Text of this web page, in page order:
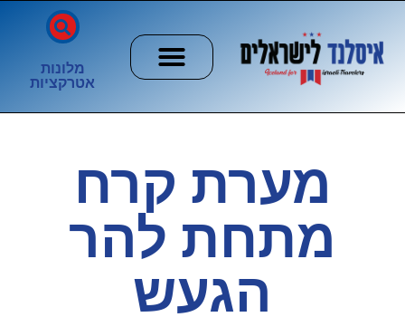
מלונות
אטרקציות
מערת קרח
מתחת להר
הגעש